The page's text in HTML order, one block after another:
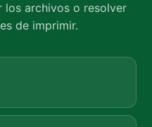
los archivos o resolver
de imprimir.